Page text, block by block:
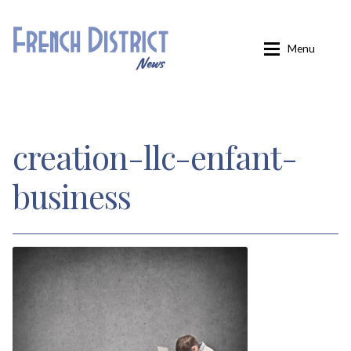
Aller
à
Aller
au
Menu
Confirmation
Inscription éditions locales
Inscription French District
creation-llc-enfant-
business